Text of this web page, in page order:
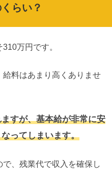
らい？
万円です。
料はあまり高くありませ
すが、基本給が非常に安
ってしまいます。
、残業代で収入を確保し